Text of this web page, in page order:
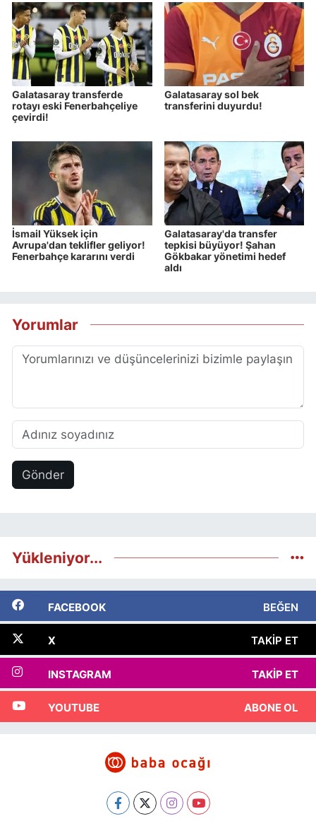
Galatasaray transferde
rotayı eski Fenerbahçeliye
çevirdi!
Galatasaray sol bek
transferini duyurdu!
İsmail Yüksek için
Avrupa'dan teklifler geliyor!
Fenerbahçe kararını verdi
Galatasaray'da transfer
tepkisi büyüyor! Şahan
Gökbakar yönetimi hedef
aldı
Yorumlar
Gönder
Yükleniyor...
FACEBOOK BEĞEN
X TAKIP ET
INSTAGRAM TAKIP ET
YOUTUBE ABONE OL